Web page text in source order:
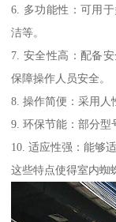
6. 多功能性：可用
洁等。
7. 安全性高：配备
保障操作人员安全。
8. 操作简便：采用人
9. 环保节能：部分型
10. 适应性强：能够
这些特点使得室内蜘